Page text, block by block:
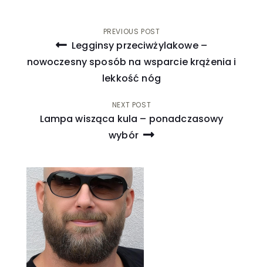
Nawigacja
wpisu
PREVIOUS POST
Legginsy przeciwżylakowe –
nowoczesny sposób na wsparcie krążenia i
lekkość nóg
NEXT POST
Lampa wisząca kula – ponadczasowy
wybór